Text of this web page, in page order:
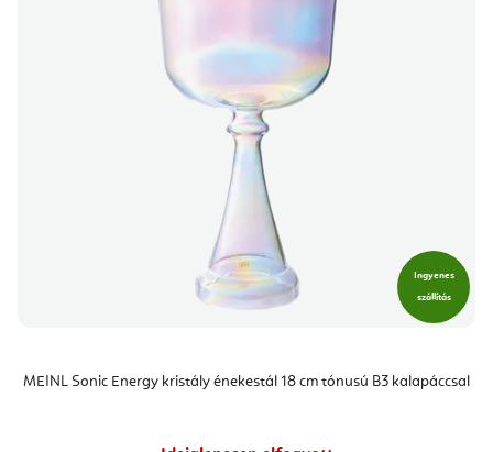
Ingyenes
szállítás
MEINL Sonic Energy kristály énekestál 18 cm tónusú B3 kalapáccsal